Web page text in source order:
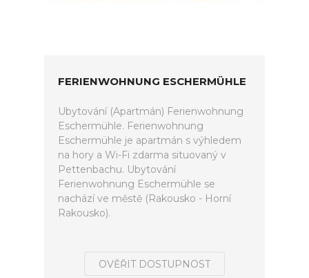
FERIENWOHNUNG ESCHERMÜHLE
Ubytování (Apartmán) Ferienwohnung
Eschermühle. Ferienwohnung
Eschermühle je apartmán s výhledem
na hory a Wi-Fi zdarma situovaný v
Pettenbachu. Ubytování
Ferienwohnung Eschermühle se
nachází ve městě (Rakousko - Horní
Rakousko).
OVĚŘIT DOSTUPNOST